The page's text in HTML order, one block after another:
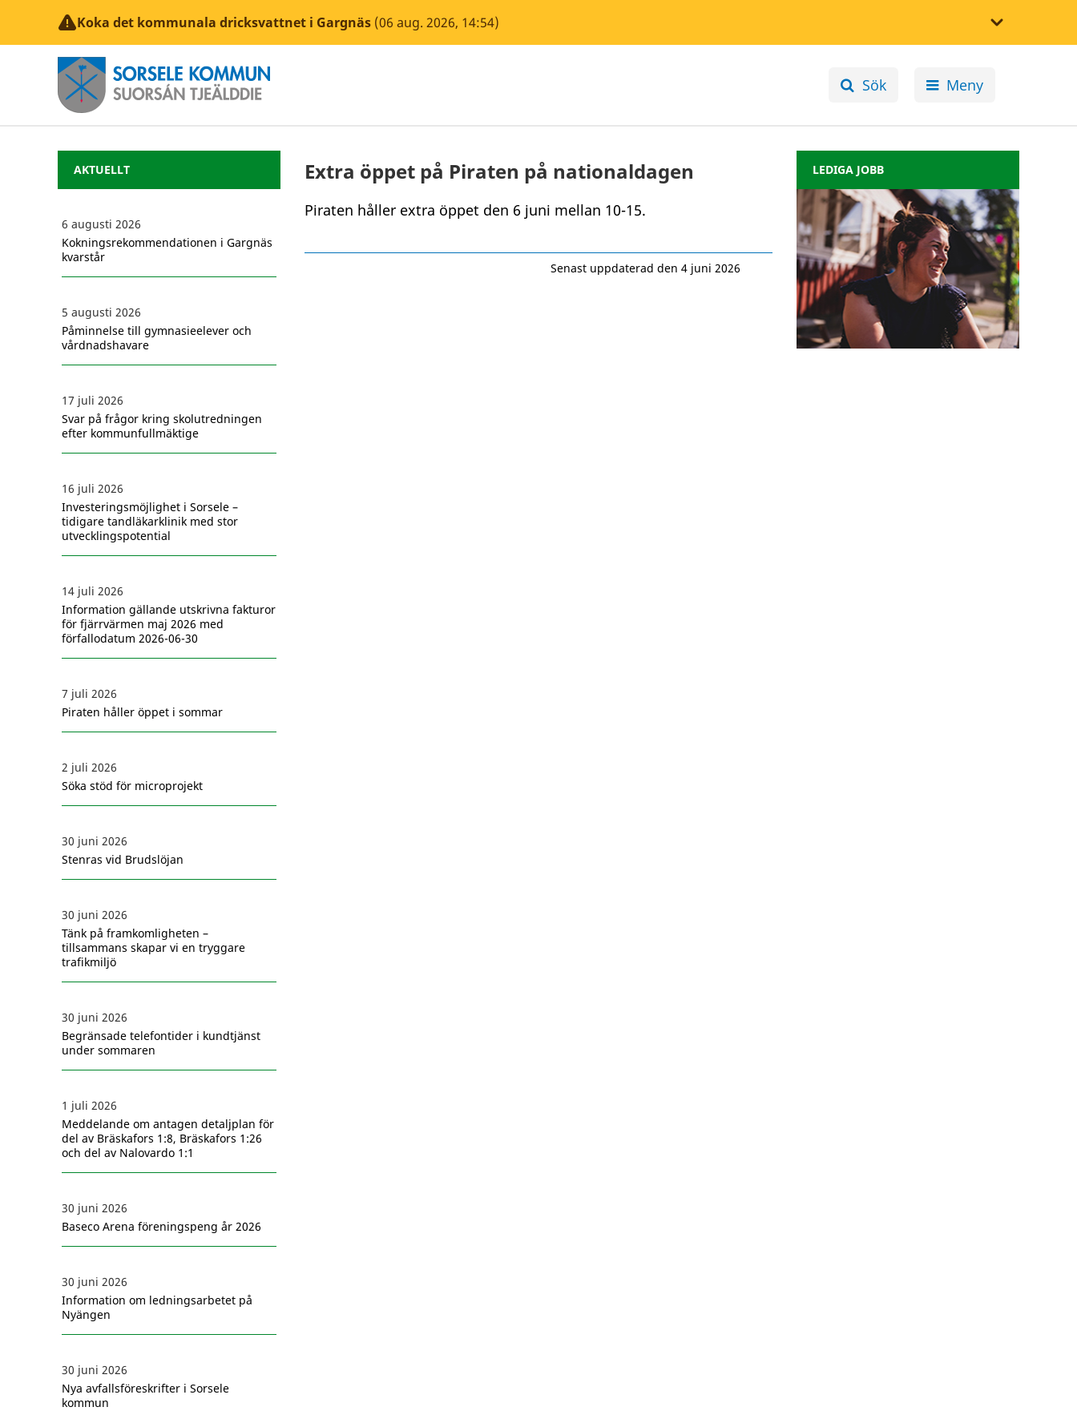
Koka det kommunala dricksvattnet i Gargnäs (06 aug. 2026, 14:54)
Sök Meny
Extra öppet på Piraten på nationaldagen
Piraten håller extra öppet den 6 juni mellan 10-15.
Senast uppdaterad den 4 juni 2026
LEDIGA JOBB
AKTUELLT
6 augusti 2026
Kokningsrekommendationen i Gargnäs
kvarstår
5 augusti 2026
Påminnelse till gymnasieelever och
vårdnadshavare
17 juli 2026
Svar på frågor kring skolutredningen
efter kommunfullmäktige
16 juli 2026
Investeringsmöjlighet i Sorsele –
tidigare tandläkarklinik med stor
utvecklingspotential
14 juli 2026
Information gällande utskrivna fakturor
för fjärrvärmen maj 2026 med
förfallodatum 2026-06-30
7 juli 2026
Piraten håller öppet i sommar
2 juli 2026
Söka stöd för microprojekt
30 juni 2026
Stenras vid Brudslöjan
30 juni 2026
Tänk på framkomligheten –
tillsammans skapar vi en tryggare
trafikmiljö
30 juni 2026
Begränsade telefontider i kundtjänst
under sommaren
1 juli 2026
Meddelande om antagen detaljplan för
del av Bräskafors 1:8, Bräskafors 1:26
och del av Nalovardo 1:1
30 juni 2026
Baseco Arena föreningspeng år 2026
30 juni 2026
Information om ledningsarbetet på
Nyängen
30 juni 2026
Nya avfallsföreskrifter i Sorsele
kommun